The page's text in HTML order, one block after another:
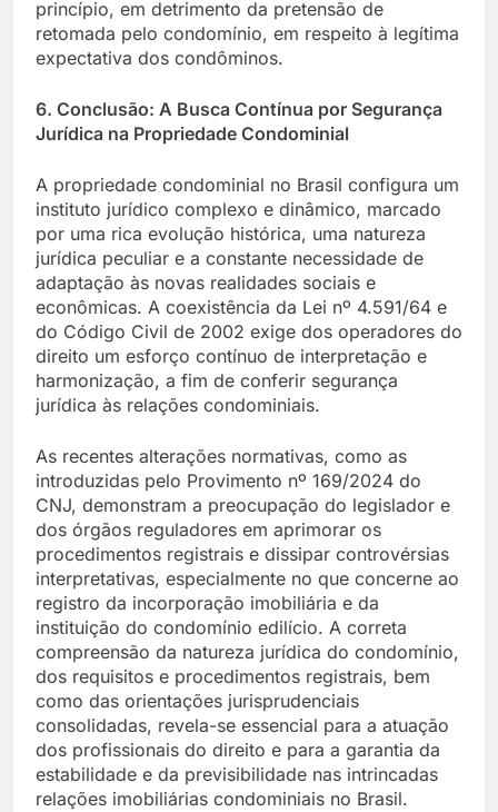
princípio, em detrimento da pretensão de
retomada pelo condomínio, em respeito à legítima
expectativa dos condôminos.
6. Conclusão: A Busca Contínua por Segurança
Jurídica na Propriedade Condominial
A propriedade condominial no Brasil configura um
instituto jurídico complexo e dinâmico, marcado
por uma rica evolução histórica, uma natureza
jurídica peculiar e a constante necessidade de
adaptação às novas realidades sociais e
econômicas. A coexistência da Lei nº 4.591/64 e
do Código Civil de 2002 exige dos operadores do
direito um esforço contínuo de interpretação e
harmonização, a fim de conferir segurança
jurídica às relações condominiais.
As recentes alterações normativas, como as
introduzidas pelo Provimento nº 169/2024 do
CNJ, demonstram a preocupação do legislador e
dos órgãos reguladores em aprimorar os
procedimentos registrais e dissipar controvérsias
interpretativas, especialmente no que concerne ao
registro da incorporação imobiliária e da
instituição do condomínio edilício. A correta
compreensão da natureza jurídica do condomínio,
dos requisitos e procedimentos registrais, bem
como das orientações jurisprudenciais
consolidadas, revela-se essencial para a atuação
dos profissionais do direito e para a garantia da
estabilidade e da previsibilidade nas intrincadas
relações imobiliárias condominiais no Brasil.